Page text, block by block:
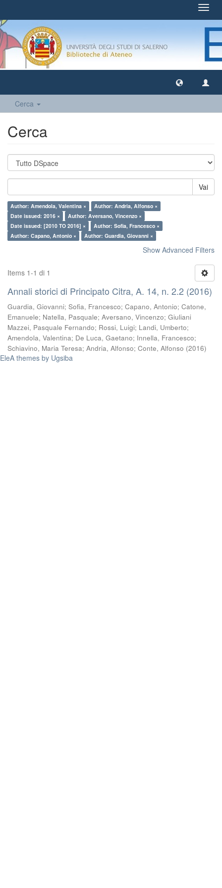
Cerca
Cerca
Vai
Author: Amendola, Valentina ×
Author: Andria, Alfonso ×
Date issued: 2016 ×
Author: Aversano, Vincenzo ×
Date issued: [2010 TO 2016] ×
Author: Sofia, Francesco ×
Author: Capano, Antonio ×
Author: Guardia, Giovanni ×
Show Advanced Filters
Items 1-1 di 1
Annali storici di Principato Citra, A. 14, n. 2.2 (2016)
Guardia, Giovanni; Sofia, Francesco; Capano, Antonio; Catone,
Emanuele; Natella, Pasquale; Aversano, Vincenzo; Giuliani
Mazzei, Pasquale Fernando; Rossi, Luigi; Landi, Umberto;
Amendola, Valentina; De Luca, Gaetano; Innella, Francesco;
Schiavino, Maria Teresa; Andria, Alfonso; Conte, Alfonso (2016)
EleA themes by Ugsiba